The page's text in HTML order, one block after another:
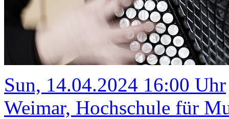
Sun, 14.04.2024 16:00 Uhr
Weimar, Hochschule für